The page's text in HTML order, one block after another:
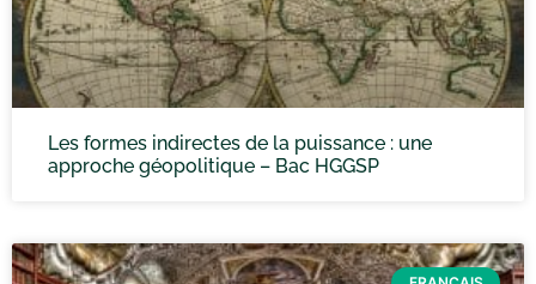
Les formes indirectes de la puissance : une
approche géopolitique – Bac HGGSP